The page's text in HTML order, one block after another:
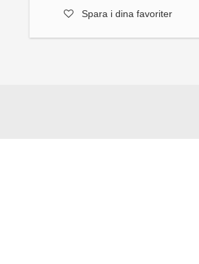
Spara i dina favoriter